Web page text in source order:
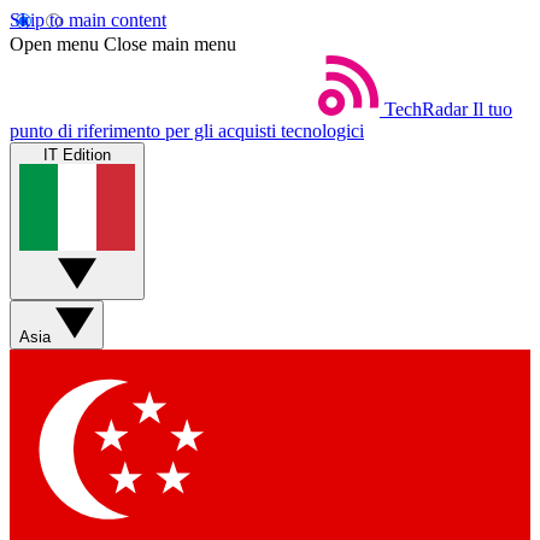
Skip to main content
Open menu Close main menu
TechRadar Il tuo
punto di riferimento per gli acquisti tecnologici
IT Edition
Asia